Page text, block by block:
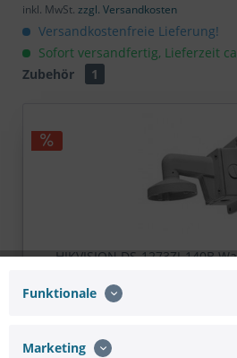
inkl. MwSt. zzgl. Versandkosten
Versandkostenfreie Lieferung!
Sofort versandfertig, Lieferzeit
Zubehör
1
HIKVISION DS-1273ZJ-140B
Funktionale
Marketing